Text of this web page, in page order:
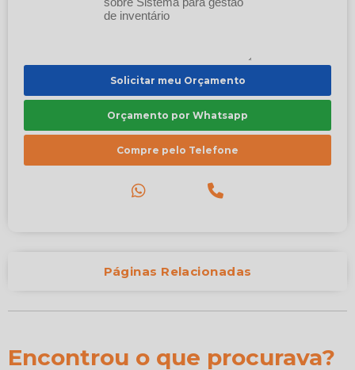
Solicitar meu Orçamento
Orçamento por Whatsapp
Compre pelo Telefone
Páginas Relacionadas
Encontrou o que procurava?